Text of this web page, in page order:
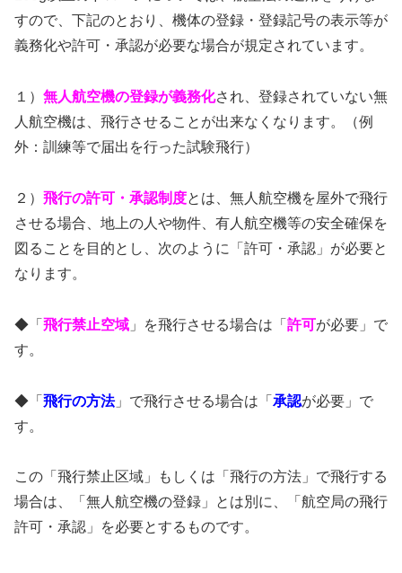
すので、下記のとおり、機体の登録・登録記号の表示等が
義務化や許可・承認が必要な場合が規定されています。
１） 無人航空機の登録が義務化され、登録されていない無
人航空機は、飛行させることが出来なくなります。（例
外：訓練等で届出を行った試験飛行）
２） 飛行の許可・承認制度とは、無人航空機を屋外で飛行
させる場合、地上の人や物件、有人航空機等の安全確保を
図ることを目的とし、次のように「許可・承認」が必要と
なります。
◆「 飛行禁止空域 」を飛行させる場合は「 許可が必要」で
す。
◆「 飛行の方法」で飛行させる場合は「 承認が必要」で
す。
この「飛行禁止区域」もしくは「飛行の方法」で飛行する
場合は、「無人航空機の登録」とは別に、「航空局の飛行
許可・承認」を必要とするものです。